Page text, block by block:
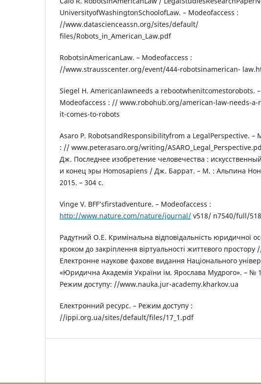
UniversityofWashingtonSchoolofLaw. – Modeofaccess :
//www.datascienceassn.org/sites/default/
files/Robots_in_American_Law.pdf
RobotsinAmericanLaw. – Modeofaccess :
//www.strausscenter.org/event/444-robotsinamerican-
Siegel H. Americanlawneeds a rebootwhenitcomestorobots. –
Modeofaccess : // www.robohub.org/american-law-needs-a-
it-comes-to-robots
Asaro P. RobotsandResponsibilityfrom a LegalPerspective. –
: // www.peterasaro.org/writing/
Дж. Последнее изобретение человечества :
и конец эры Homosapiens / Дж. Баррат. – М. : Альпина
2015. – 304 с.
Vinge V. BFF’sfirstadventure. – Modeofaccess :
http://www.nature.com/nature/journal/ v518/ n7540/full/
Радутний О.Е. Кримінальна відповідальність юридичної
кроком до закріплення віртуальності життєвого простору
Електронне наукове фахове видання Національного
«Юридична Академія України ім. Ярослава Мудрого». – №
Режим доступу: //www.nauka.jur-academy.kharkov.ua
Електронний ресурс. – Режим доступу :
//ippi.org.ua/sites/default/files/17_1.pdf